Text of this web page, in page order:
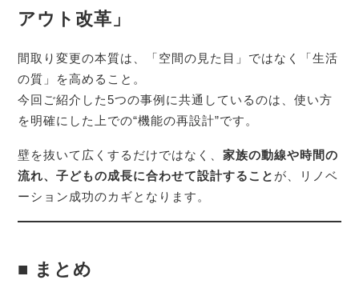
アウト改革」
間取り変更の本質は、「空間の見た目」ではなく「生活
の質」を高めること。
今回ご紹介した5つの事例に共通しているのは、使い方
を明確にした上での“機能の再設計”です。
壁を抜いて広くするだけではなく、家族の動線や時間の
流れ、子どもの成長に合わせて設計すること が、リノベ
ーション成功のカギとなります。
■ まとめ